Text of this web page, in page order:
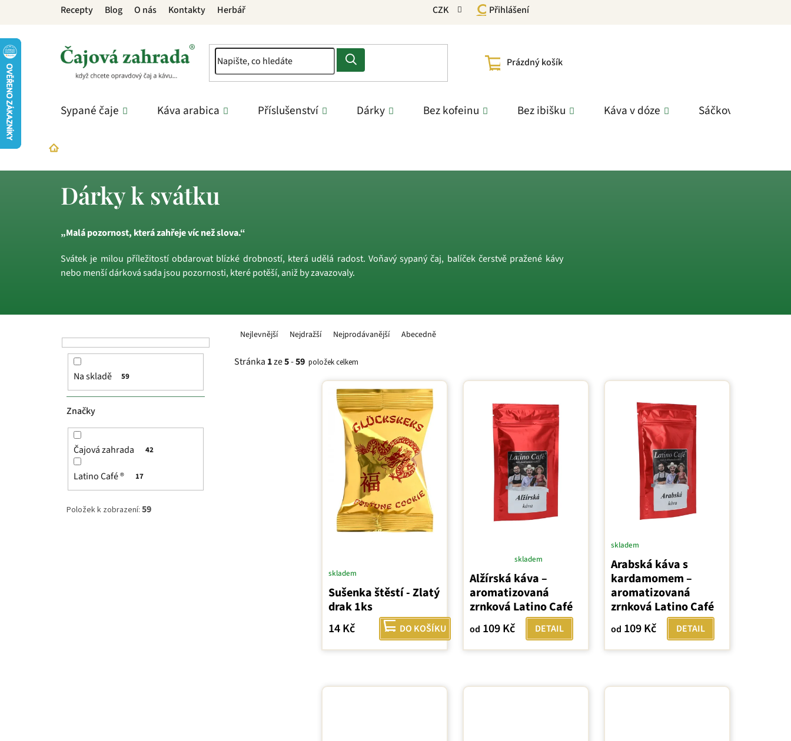
Recepty Blog O nás Kontakty Herbář CZK Přihlášení
NÁKUPNÍ
Prázdný košík
Sypané čaje Káva arabica Příslušenství Dárky Bez kofeinu Bez ibišku Káva v dóze Sáčkové čaje
Domů
Dárky k svátku
„Malá pozornost, která zahřeje víc než slova.“
Svátek je milou příležitostí obdarovat blízké drobností, která udělá radost. Voňavý sypaný čaj, balíček čerstvě pražené kávy
nebo menší dárková sada jsou pozornosti, které potěší, aniž by zavazovaly.
P
Na skladě 59
Značky
Čajová zahrada 42
Latino Café ® 17
Položek k zobrazení: 59
Ř
e
Nejlevnější Nejdražší Nejprodávanější Abecedně
Stránka 1ze5-59 položek celkem
Sušenka štěstí - Zlatý
drak 1ks
skladem
14 Kč DO KOŠÍKU
Alžírská káva –
aromatizovaná
zrnková Latino Café
hodnocení
produktu
je
4,0
z
5
skladem
od 109 Kč DETAIL
Arabská káva s
kardamomem –
aromatizovaná
zrnková Latino Café
skladem
od 109 Kč DETAIL